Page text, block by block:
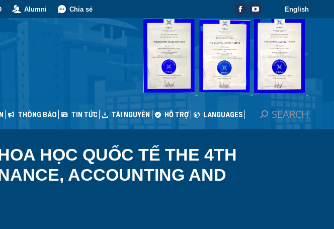
Alumni Chia sẻ
Facebook
page
opens
window
YouTube
opens
new
window
English
THÔNG BÁO TIN TỨC TÀI NGUYÊN HỖ TRỢ LANGUAGES Search:SEARCH
HỌC QUỐC TẾ THE 4TH
ACCOUNTING AND
THÔNG BÁO LANGUAGES Search:
SEARCH